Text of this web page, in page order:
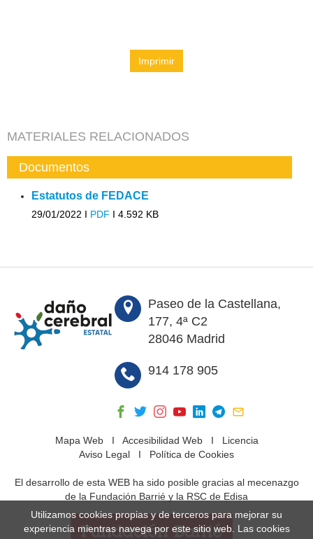
Imprimir
MATERIALES RELACIONADOS
Documentos
Estatutos de FEDACE
29/01/2022 I PDF I 4.592 KB
Paseo de la Castellana,
177, 4ª C2
28046 Madrid
914 178 905
Mapa WebI Accesibilidad WebI Licencia
Aviso Legal I Política de Cookies
El desarrollo de esta WEB ha sido posible gracias al mecenazgo
de la Fundación Barrié y la RSC de Edisa
Utilizamos cookies propias y de terceros para mejorar su
experiencia mientras navega por este sitio web. Las cookies